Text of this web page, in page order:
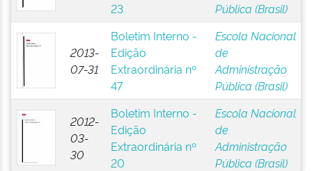
23
Pública (Brasil)
2013-
07-31
Boletim Interno -
Edição
Extraordinária nº
47
Escola Nacional
de
Administração
Pública (Brasil)
2012-
03-
30
Boletim Interno -
Edição
Extraordinária nº
20
Escola Nacional
de
Administração
Pública (Brasil)